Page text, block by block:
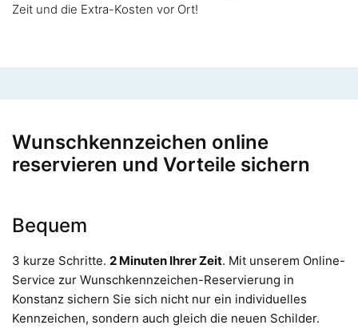
Zeit und die Extra-Kosten vor Ort!
Wunschkennzeichen online
reservieren und Vorteile sichern
Bequem
3 kurze Schritte. 2 Minuten Ihrer Zeit. Mit unserem Online-
Service zur Wunschkennzeichen-Reservierung in
Konstanz sichern Sie sich nicht nur ein individuelles
Kennzeichen, sondern auch gleich die neuen Schilder.